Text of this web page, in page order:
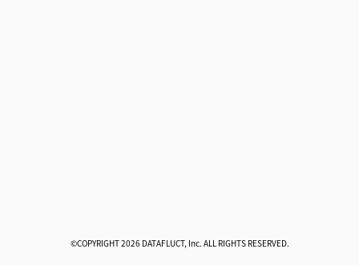
©COPYRIGHT 2026 DATAFLUCT, Inc. ALL RIGHTS RESERVED.